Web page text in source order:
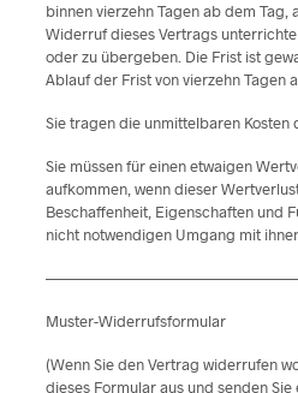
binnen vierzehn Tagen ab dem Tag,
Widerruf dieses Vertrags
oder zu übergeben. Die Frist ist
Ablauf der Frist von vierzehn Tagen
Sie tragen die unmittelbaren Kosten
Sie müssen für einen etwaigen
aufkommen, wenn dieser
Beschaffenheit, Eigenschaften und
nicht notwendigen Umgang mit
Muster-Widerrufsformular
(Wenn Sie den Vertrag widerrufen
dieses Formular aus und senden Sie